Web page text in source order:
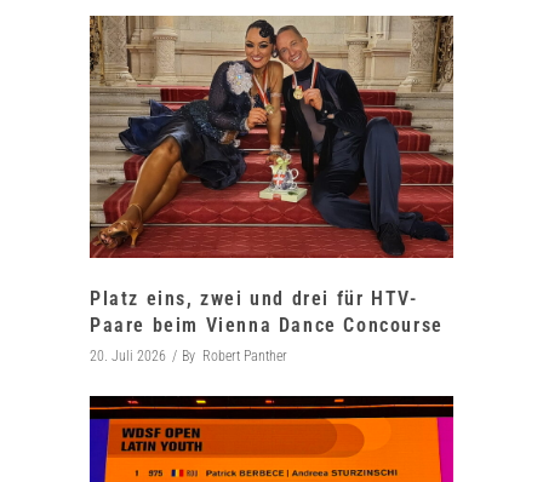
Platz eins, zwei und drei für HTV-
Paare beim Vienna Dance Concourse
20. Juli 2026 By Robert Panther